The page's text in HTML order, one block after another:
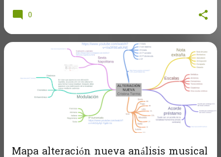
0
Mapa alteración nueva análisis musical